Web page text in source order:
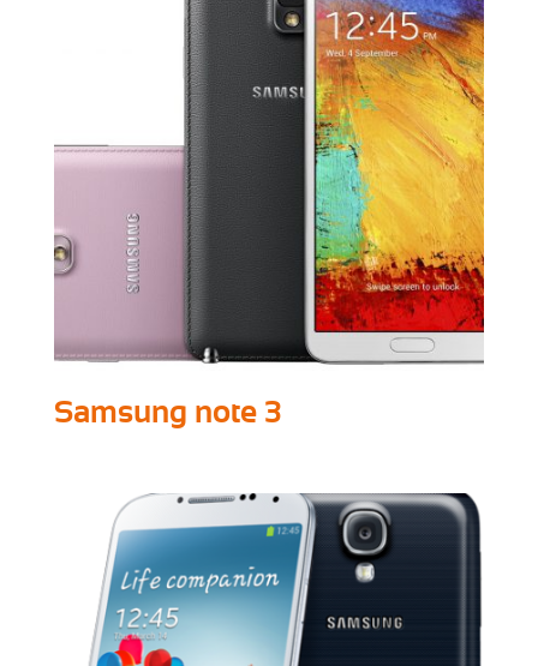
Samsung note 3